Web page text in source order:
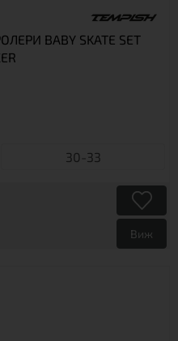
BABY SKATE SET
30-33
Виж